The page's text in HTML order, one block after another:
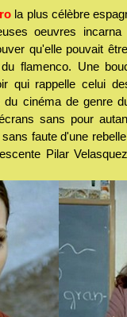
la plus célèbre
oeuvres
qu'elle pouvait
flamenco. Une
qui rappelle celui
cinéma de genre
sans pour
faute d'une
Pilar